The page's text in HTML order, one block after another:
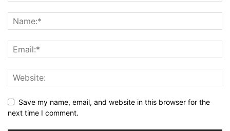
Save my name, email, and website in this browser for the
next time I comment.